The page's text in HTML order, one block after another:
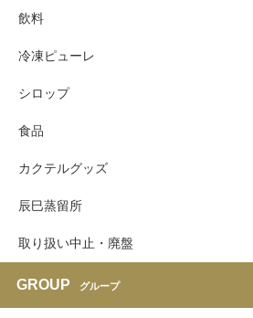
飲料
冷凍ピューレ
シロップ
食品
カクテルグッズ
辰巳蒸留所
取り扱い中止・廃盤
GROUP グループ